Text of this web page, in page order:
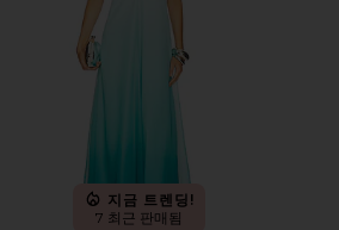
지금 트렌딩!
7 최근 판매됨